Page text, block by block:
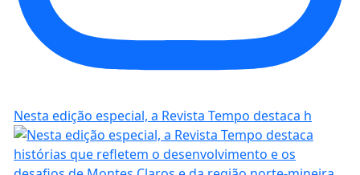
Nesta edição especial, a Revista Tempo destaca h